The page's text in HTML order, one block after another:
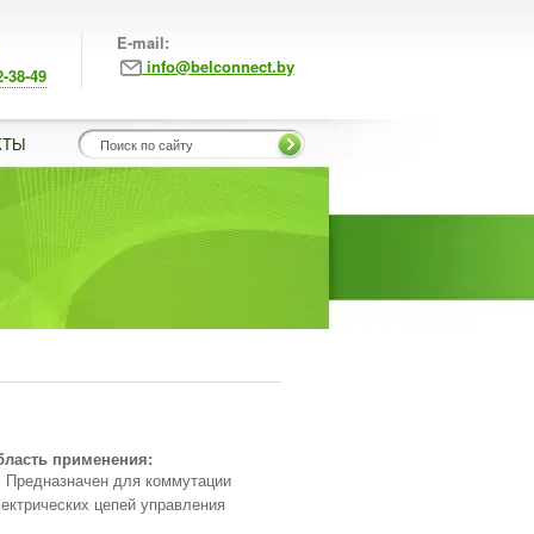
38-49
E-mail:
info@belconnect.by
применения:
Предназначен для коммутации
цепей управления